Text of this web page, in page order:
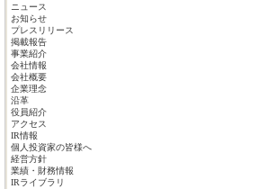
ニュース
お知らせ
プレスリリース
掲載報告
事業紹介
会社情報
会社概要
企業理念
沿革
役員紹介
アクセス
IR情報
個人投資家の皆様へ
経営方針
業績・財務情報
IRライブラリ